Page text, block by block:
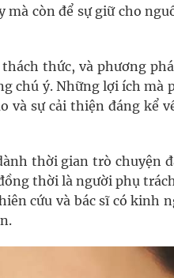
còn để sự giữ cho
thức, và phương
chú ý. Những lợi ích mà
sự cải thiện đáng kể
thời gian trò chuyện
thời là người phụ
cứu và bác sĩ có kinh